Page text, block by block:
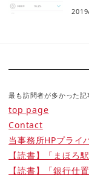
最も訪問者が多かった
top page
Contact
当事務所HPプライ
【読書】「まほろ
【読書】「銀行仕